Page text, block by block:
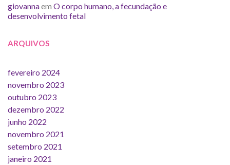
giovannaem O corpo humano, a fecundação e
desenvolvimento fetal
ARQUIVOS
fevereiro 2024
novembro 2023
outubro 2023
dezembro 2022
junho 2022
novembro 2021
setembro 2021
janeiro 2021